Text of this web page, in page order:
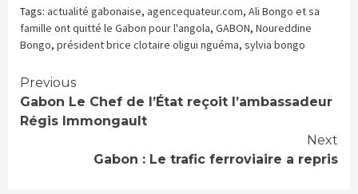
dans
une
nouvelle
fenêtre)
dans
une
nouvelle
fenêtre)
(ouvre
dans
une
nouvelle
fenêtre)
Tags: actualité gabonaise, agencequateur.com, Ali Bongo et sa
famille ont quitté le Gabon pour l'angola, GABON, Noureddine
Bongo, président brice clotaire oligui nguéma, sylvia bongo
Continue
Reading
Previous
Gabon Le Chef de l’État reçoit l’ambassadeur
Régis Immongault
Next
Gabon : Le trafic ferroviaire a repris